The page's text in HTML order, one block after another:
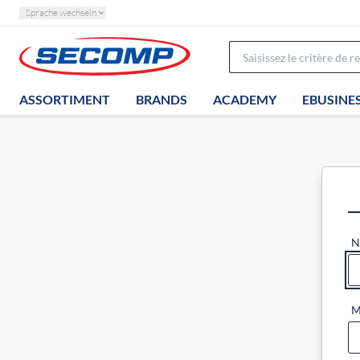
Sprache wechseln
ASSORTIMENT BRANDS ACADEMY